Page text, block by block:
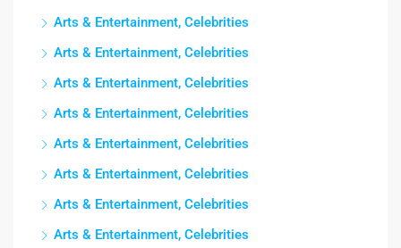
Arts & Entertainment, Celebrities
Arts & Entertainment, Celebrities
Arts & Entertainment, Celebrities
Arts & Entertainment, Celebrities
Arts & Entertainment, Celebrities
Arts & Entertainment, Celebrities
Arts & Entertainment, Celebrities
Arts & Entertainment, Celebrities